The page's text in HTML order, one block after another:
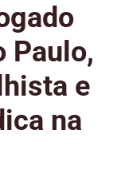
Paulo,
e
na